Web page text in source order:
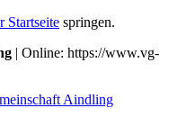
Startseite springen.
| Online: https://www.vg-